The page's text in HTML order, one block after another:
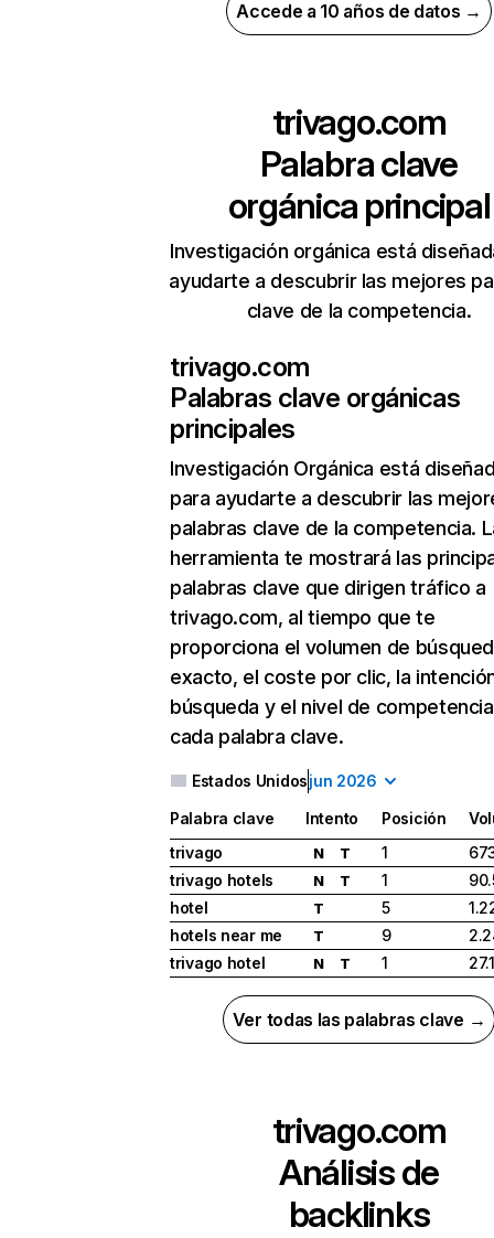
Accede a 10 años de datos →
trivago.com
Palabra clave
orgánica principal
Investigación orgánica está
ayudarte a descubrir las mejores
clave de la competencia.
trivago.com
Palabras clave orgánicas
principales
Investigación Orgánica está
para ayudarte a descubrir las
palabras clave de la competencia.
herramienta te mostrará las
palabras clave que dirigen tráfico a
trivago.com, al tiempo que te
proporciona el volumen de
exacto, el coste por clic, la
búsqueda y el nivel de
cada palabra clave.
Estados Unidosjun 2026
Palabra clave Intento Posición
trivago
N T 1
trivago hotels
N T 1
hotel
T 5
hotels near me
T 9
trivago hotel
N T 1
Ver todas las palabras clave →
trivago.com
Análisis de
backlinks